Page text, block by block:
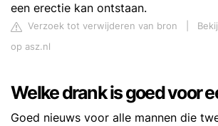
een erectie kan ontstaan.
Verzoek tot verwijderen van bron
op asz.nl
Welke drank is goed voor
Goed nieuws voor alle mannen die